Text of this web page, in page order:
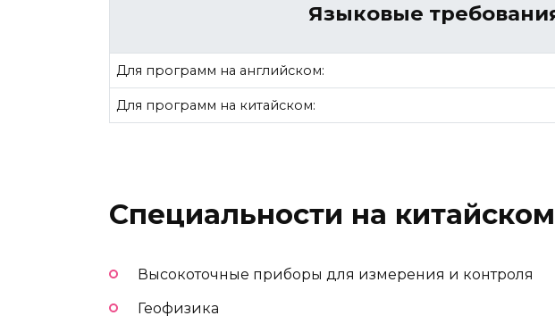
Языковые
Для программ на английском:
Для программ на китайском:
Специальности на китайском
Высокоточные приборы для измерения и контроля
Геофизика